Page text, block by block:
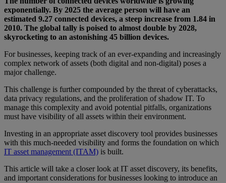
exponentially. By 2025 the average person will have an
estimated 9.27 connected devices, a steep increase from 1.84 in
2010. The global tally is poised to almost double by 2028,
skyrocketing to an astonishing 45 billion devices.
For businesses, keeping track of an ever-expanding and increasingly
complex network of assets (both digital and non-digital) poses a
major challenge.
This challenge is further compounded by the threat of cyberattacks,
data privacy regulations, and the proliferation of shadow IT. To
manage this complexity and avoid potential pitfalls, organizations
must have visibility of all assets within their environment.
Investing in an appropriate asset discovery tool provides businesses
with this much-needed visibility and forms the foundation on which
IT asset management (ITAM) is built.
This article will take a closer look at IT asset discovery, its benefits,
and important considerations for businesses looking to introduce an